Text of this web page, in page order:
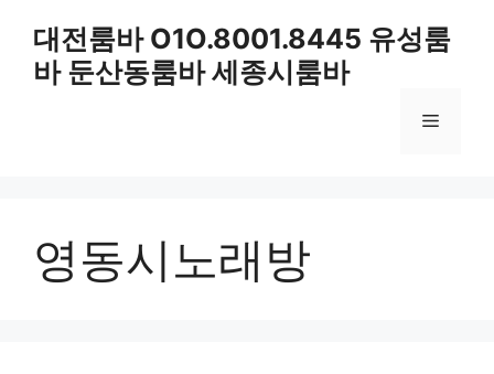
대전룸바 O1O.8001.8445 유성룸
바 둔산동룸바 세종시룸바
메
영동시노래방